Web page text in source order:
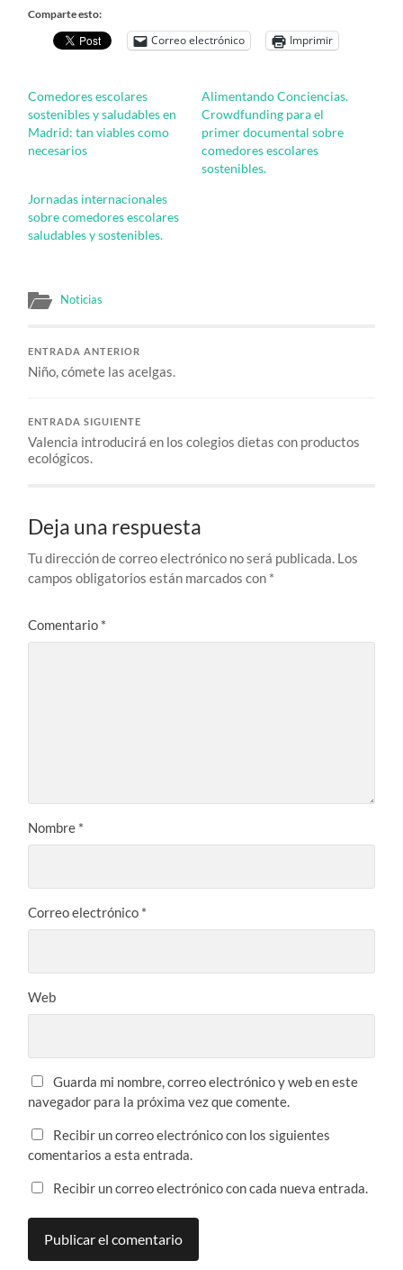
Comparte esto:
Correo electrónico Imprimir
Comedores escolares
sostenibles y saludables en
Madrid: tan viables como
necesarios
Alimentando Conciencias.
Crowdfunding para el
primer documental sobre
comedores escolares
sostenibles.
Jornadas internacionales
sobre comedores escolares
saludables y sostenibles.
Noticias
ENTRADA ANTERIOR
Niño, cómete las acelgas.
ENTRADA SIGUIENTE
Valencia introducirá en los colegios dietas con productos
ecológicos.
Deja una respuesta
Tu dirección de correo electrónico no será publicada. Los
campos obligatorios están marcados con *
Comentario *
Nombre *
Correo electrónico *
Web
Guarda mi nombre, correo electrónico y web en este
navegador para la próxima vez que comente.
Recibir un correo electrónico con los siguientes
comentarios a esta entrada.
Recibir un correo electrónico con cada nueva entrada.